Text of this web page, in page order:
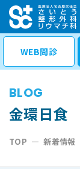
コ
ン
テ
ス
WEB問診
BLOG
金環日食
TOP —新着情報